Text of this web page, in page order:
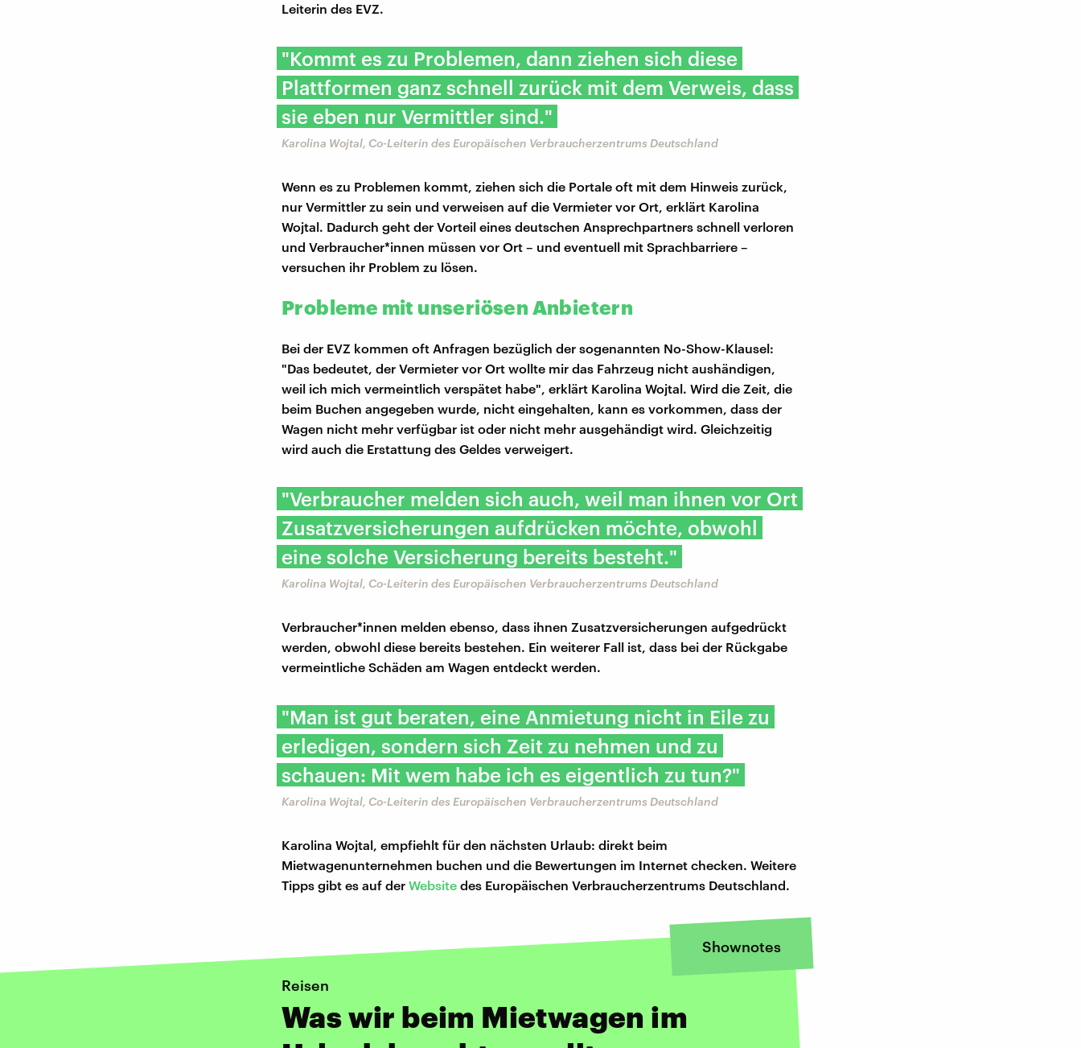
Leiterin des EVZ.
"Kommt es zu Problemen, dann ziehen sich diese
Plattformen ganz schnell zurück mit dem Verweis, dass
sie eben nur Vermittler sind."
Karolina Wojtal, Co-Leiterin des Europäischen Verbraucherzentrums Deutschland
Wenn es zu Problemen kommt, ziehen sich die Portale oft mit dem Hinweis zurück,
nur Vermittler zu sein und verweisen auf die Vermieter vor Ort, erklärt Karolina
Wojtal. Dadurch geht der Vorteil eines deutschen Ansprechpartners schnell verloren
und Verbraucher*innen müssen vor Ort – und eventuell mit Sprachbarriere –
versuchen ihr Problem zu lösen.
Probleme mit unseriösen Anbietern
Bei der EVZ kommen oft Anfragen bezüglich der sogenannten No-Show-Klausel:
"Das bedeutet, der Vermieter vor Ort wollte mir das Fahrzeug nicht aushändigen,
weil ich mich vermeintlich verspätet habe", erklärt Karolina Wojtal. Wird die Zeit, die
beim Buchen angegeben wurde, nicht eingehalten, kann es vorkommen, dass der
Wagen nicht mehr verfügbar ist oder nicht mehr ausgehändigt wird. Gleichzeitig
wird auch die Erstattung des Geldes verweigert.
"Verbraucher melden sich auch, weil man ihnen vor Ort
Zusatzversicherungen aufdrücken möchte, obwohl
eine solche Versicherung bereits besteht."
Karolina Wojtal, Co-Leiterin des Europäischen Verbraucherzentrums Deutschland
Verbraucher*innen melden ebenso, dass ihnen Zusatzversicherungen aufgedrückt
werden, obwohl diese bereits bestehen. Ein weiterer Fall ist, dass bei der Rückgabe
vermeintliche Schäden am Wagen entdeckt werden.
"Man ist gut beraten, eine Anmietung nicht in Eile zu
erledigen, sondern sich Zeit zu nehmen und zu
schauen: Mit wem habe ich es eigentlich zu tun?"
Karolina Wojtal, Co-Leiterin des Europäischen Verbraucherzentrums Deutschland
Karolina Wojtal, empfiehlt für den nächsten Urlaub: direkt beim
Mietwagenunternehmen buchen und die Bewertungen im Internet checken. Weitere
Tipps gibt es auf der Website des Europäischen Verbraucherzentrums Deutschland.
Shownotes
Reisen
Was wir beim Mietwagen im